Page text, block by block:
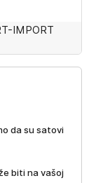
da su satovi
biti na vašoj
IMPORT